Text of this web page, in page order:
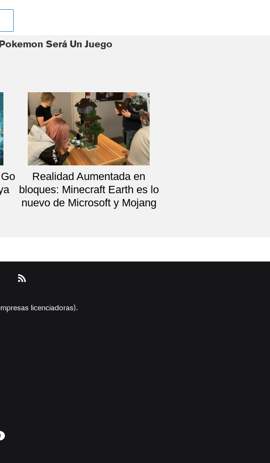
Será Un Juego
Realidad Aumentada en
bloques: Minecraft Earth es lo
nuevo de Microsoft y Mojang
licenciadoras).